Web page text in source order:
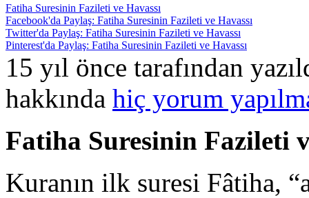
Fatiha Suresinin Fazileti ve Havassı
Facebook'da Paylaş: Fatiha Suresinin Fazileti ve Havassı
Twitter'da Paylaş: Fatiha Suresinin Fazileti ve Havassı
Pinterest'da Paylaş: Fatiha Suresinin Fazileti ve Havassı
15 yıl önce tarafından
hakkında hiç yorum
Fatiha Suresinin Fazileti
Kuranın ilk suresi Fâtiha,